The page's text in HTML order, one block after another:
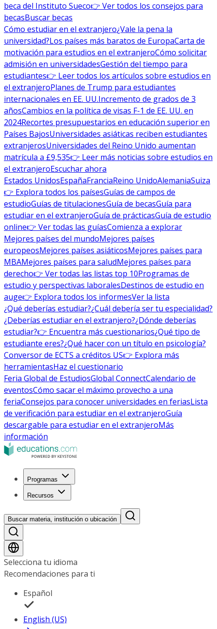
beca del Instituto Sueco👉 Ver todos los consejos para
becasBuscar becas
Cómo estudiar en el extranjero¿Vale la pena la
universidad?Los países más baratos de EuropaCarta de
motivación para estudios en el extranjeroCómo solicitar
admisión en universidadesGestión del tiempo para
estudiantes👉 Leer todos los artículos sobre estudios en
el extranjeroPlanes de Trump para estudiantes
internacionales en EE. UU.Incremento de grados de 3
añosCambios en la política de visas F-1 de EE. UU. en
2024Recortes presupuestarios en educación superior en
Países BajosUniversidades asiáticas reciben estudiantes
extranjerosUniversidades del Reino Unido aumentan
matrícula a £9,535👉 Leer más noticias sobre estudios en
el extranjeroEscuchar ahora
Estados UnidosEspañaFranciaReino UnidoAlemaniaSuiza
👉 Explora todos los paísesGuías de campos de
estudioGuías de titulacionesGuía de becasGuía para
estudiar en el extranjeroGuía de prácticasGuía de estudio
online👉 Ver todas las guíasComienza a explorar
Mejores países del mundoMejores países
europeosMejores países asiáticosMejores países para
MBAMejores países para saludMejores países para
derecho👉 Ver todas las listas top 10Programas de
estudio y perspectivas laboralesDestinos de estudio en
auge👉 Explora todos los informesVer la lista
¿Qué deberías estudiar?¿Cuál debería ser tu especialidad?
¿Deberías estudiar en el extranjero?¿Dónde deberías
estudiar?👉 Encuentra más cuestionarios¿Qué tipo de
estudiante eres?¿Qué hacer con un título en psicología?
Conversor de ECTS a créditos US👉 Explora más
herramientasHaz el cuestionario
Feria Global de EstudiosGlobal ConnectCalendario de
eventosCómo sacar el máximo provecho a una
feriaConsejos para conocer universidades en feriasLista
de verificación para estudiar en el extranjeroGuía
descargable para estudiar en el extranjeroMás
información
Programas
Recursos
Buscar materia, institución o ubicación
Selecciona tu idioma
Recomendaciones para ti
Español
English (US)